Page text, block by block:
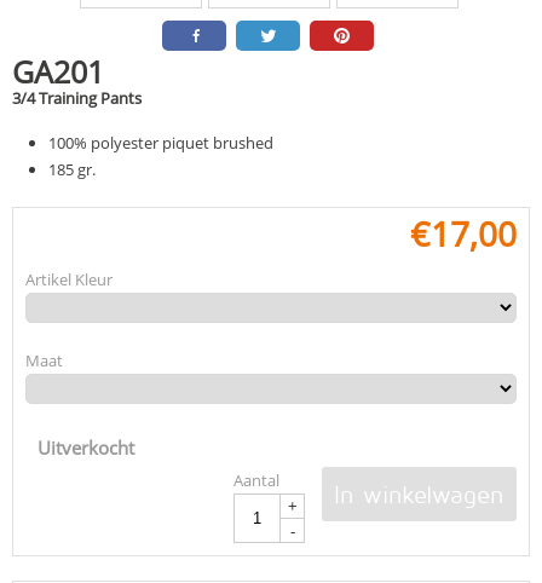
GA201
3/4 Training Pants
100% polyester piquet brushed
185 gr.
€17,00
Artikel Kleur
Maat
Uitverkocht
Aantal
+
-
In winkelwagen